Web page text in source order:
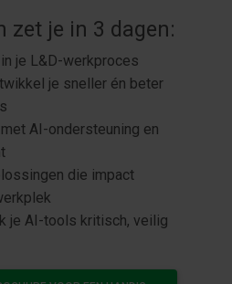
zet je in 3 dagen:
je L&D-werkproces
je sneller én beter
AI-ondersteuning en
die impact
je AI-tools kritisch, veilig